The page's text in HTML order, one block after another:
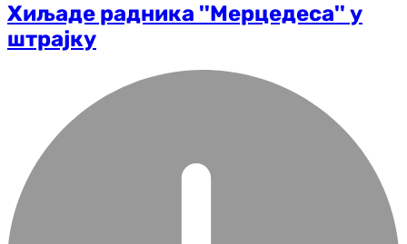
Хиљаде радника ''Мерцедеса'' у
штрајку